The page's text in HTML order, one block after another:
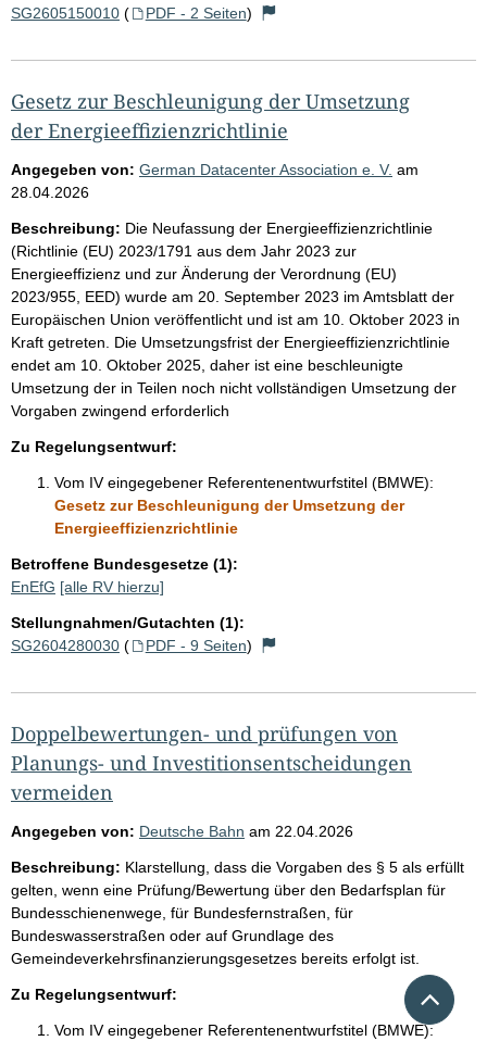
SG2605150010 ( PDF - 2 Seiten)
Gesetz zur Beschleunigung der Umsetzung
der Energieeffizienzrichtlinie
Angegeben von: German Datacenter Association e. V. am
28.04.2026
Beschreibung: Die Neufassung der Energieeffizienzrichtlinie
(Richtlinie (EU) 2023/1791 aus dem Jahr 2023 zur
Energieeffizienz und zur Änderung der Verordnung (EU)
2023/955, EED) wurde am 20. September 2023 im Amtsblatt der
Europäischen Union veröffentlicht und ist am 10. Oktober 2023 in
Kraft getreten. Die Umsetzungsfrist der Energieeffizienzrichtlinie
endet am 10. Oktober 2025, daher ist eine beschleunigte
Umsetzung der in Teilen noch nicht vollständigen Umsetzung der
Vorgaben zwingend erforderlich
Zu Regelungsentwurf:
Vom IV eingegebener Referentenentwurfstitel (BMWE):
Gesetz zur Beschleunigung der Umsetzung der
Energieeffizienzrichtlinie
Betroffene Bundesgesetze (1):
EnEfG [alle RV hierzu]
Stellungnahmen/Gutachten (1):
SG2604280030 ( PDF - 9 Seiten)
Doppelbewertungen- und prüfungen von
Planungs- und Investitionsentscheidungen
vermeiden
Angegeben von: Deutsche Bahn am 22.04.2026
Beschreibung: Klarstellung, dass die Vorgaben des § 5 als erfüllt
gelten, wenn eine Prüfung/Bewertung über den Bedarfsplan für
Bundesschienenwege, für Bundesfernstraßen, für
Bundeswasserstraßen oder auf Grundlage des
Gemeindeverkehrsfinanzierungsgesetzes bereits erfolgt ist.
Zu Regelungsentwurf:
Vom IV eingegebener Referentenentwurfstitel (BMWE):